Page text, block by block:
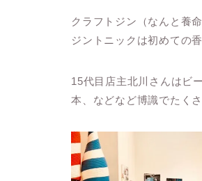
クラフトジン（なんと養
ジントニックは初めての
15代目店主北川さんはビ
本、などなど博識でたく